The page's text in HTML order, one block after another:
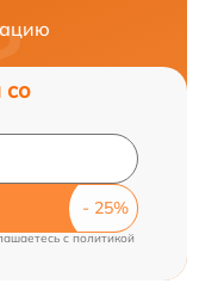
со
cполитикой